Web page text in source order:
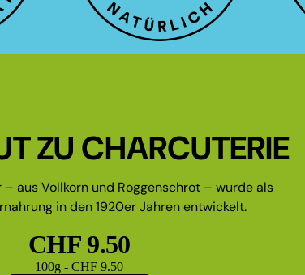
ZU CHARCUTERIE
– aus Vollkorn und Roggenschrot – wurde als
in den 1920er Jahren entwickelt.
CHF 9.50
Grundpreis
100g - CHF 9.50